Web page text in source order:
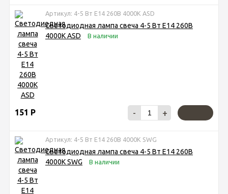
Артикул: 4-5 Вт Е14 260В 4000К ASD
Светодиодная лампа свеча 4-5 Вт Е14 260В
4000К ASD
В наличии
151 Р - +
Артикул: 4-5 Вт Е14 260В 4000К SWG
Светодиодная лампа свеча 4-5 Вт Е14 260В
4000К SWG
В наличии